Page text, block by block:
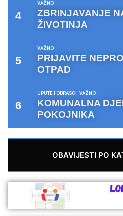
VAŽNO
ZBRINJAVANJE
ŽIVOTINJA
VAŽNO
PRIJAVITE
OTPAD
UPUTE I OBRASCI VAŽNO
KOMUNALNA
POKOJNIKA
OBAVIJESTI PO